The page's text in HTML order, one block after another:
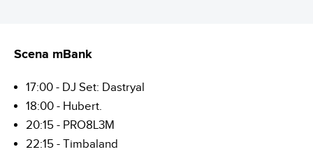
Scena mBank
17:00 - DJ Set: Dastryal
18:00 - Hubert.
20:15 - PRO8L3M
22:15 - Timbaland